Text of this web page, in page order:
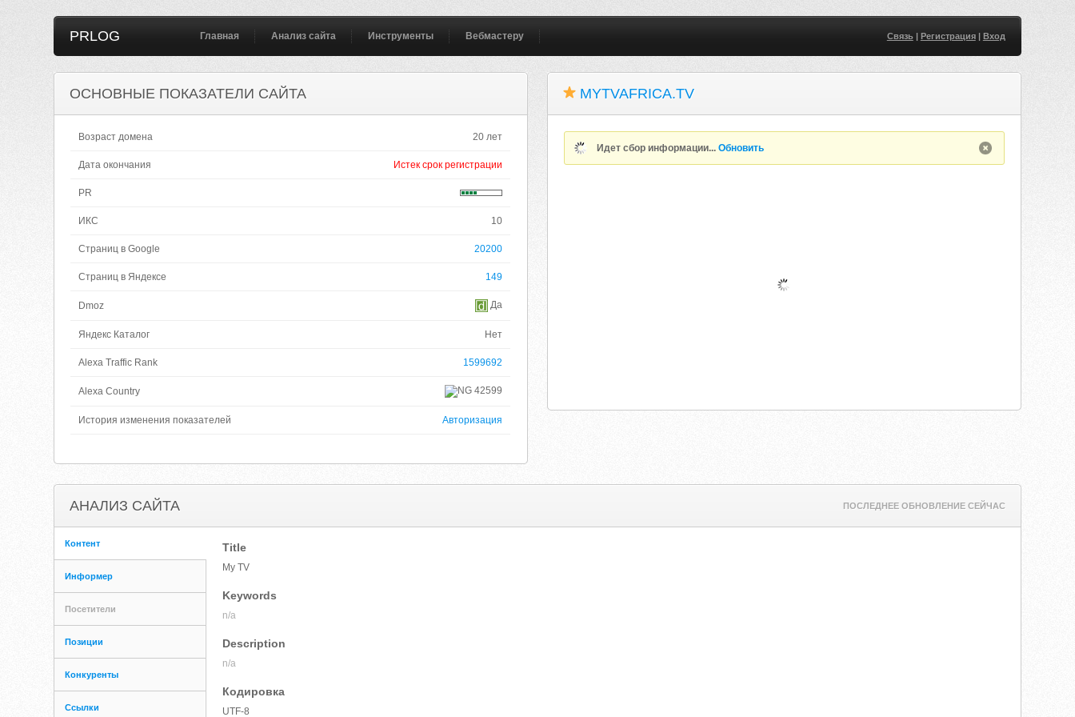
PRLOG Главная Анализ сайта Инструменты Вебмастеру Связь| Регистрация| Вход
ОСНОВНЫЕ ПОКАЗАТЕЛИ САЙТА
Возраст домена 20 лет
Дата окончания Истек срок регистрации
PR
ИКС 10
Страниц в Google 20200
Страниц в Яндексе 149
Dmoz Да
Яндекс Каталог Нет
Alexa Traffic Rank 1599692
Alexa Country 42599
История изменения показателей Авторизация
MYTVAFRICA.TV
Идет сбор информации...Обновить
АНАЛИЗ САЙТА ПОСЛЕДНЕЕ ОБНОВЛЕНИЕ СЕЙЧАС
Контент
Информер
Посетители
Позиции
Конкуренты
Ссылки
Title
My TV
Keywords
n/a
Description
n/a
Кодировка
UTF-8